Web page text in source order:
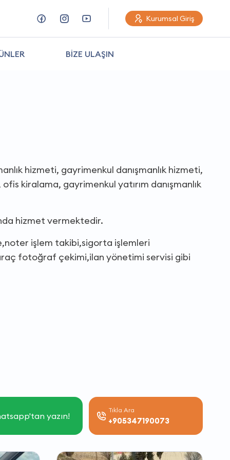
Kurumsal Giriş
BİZE ULAŞIN
hizmeti, gayrimenkul danışmanlık hizmeti,
kiralama, gayrimenkul yatırım danışmanlık
hizmet vermektedir.
işlem takibi,sigorta işlemleri
fotoğraf çekimi,ilan yönetimi servisi gibi
yazın!
Tıkla Ara
+905347190073